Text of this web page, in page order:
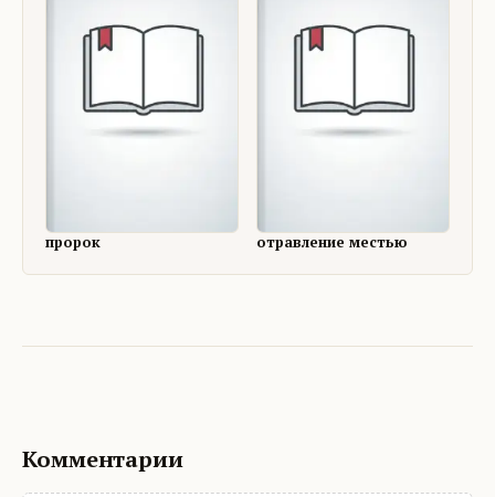
пророк отравление местью
Комментарии